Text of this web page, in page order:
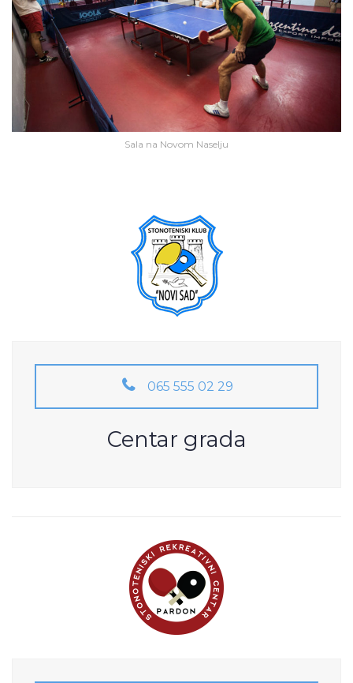
Sala na Novom Naselju
065 555 02 29
Centar grada